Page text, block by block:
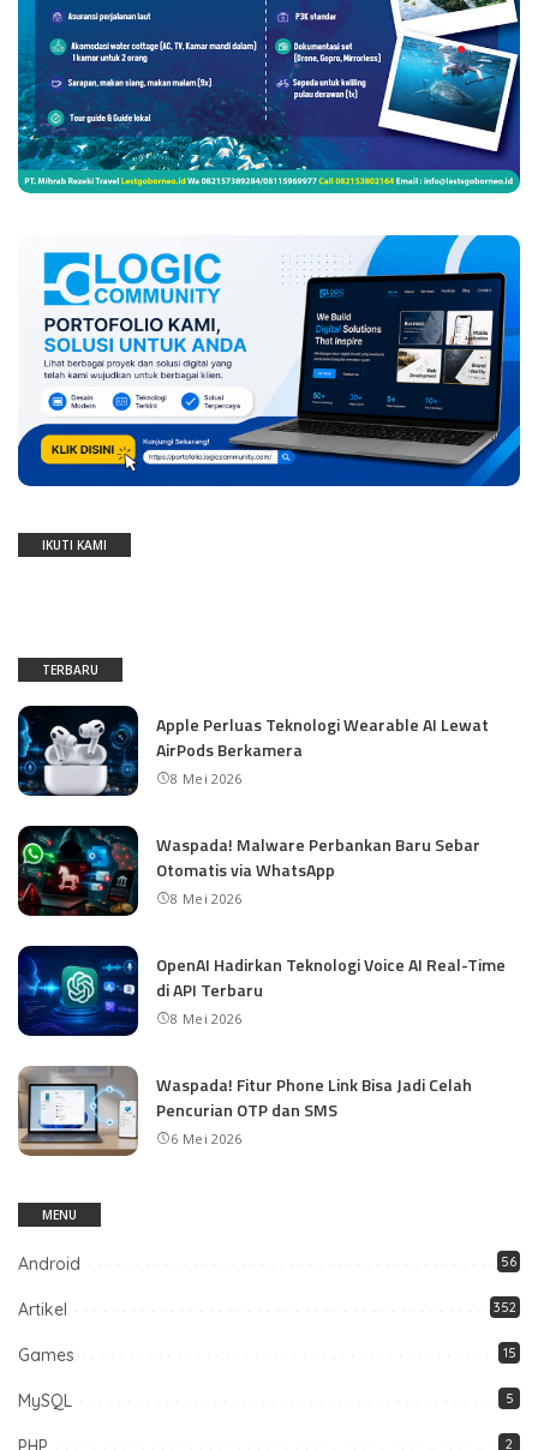
IKUTI KAMI
TERBARU
Apple Perluas Teknologi Wearable AI Lewat
AirPods Berkamera
8 Mei 2026
Waspada! Malware Perbankan Baru Sebar
Otomatis via WhatsApp
8 Mei 2026
OpenAI Hadirkan Teknologi Voice AI Real-Time
di API Terbaru
8 Mei 2026
Waspada! Fitur Phone Link Bisa Jadi Celah
Pencurian OTP dan SMS
6 Mei 2026
MENU
Android 56
Artikel 352
Games 15
MySQL 5
2